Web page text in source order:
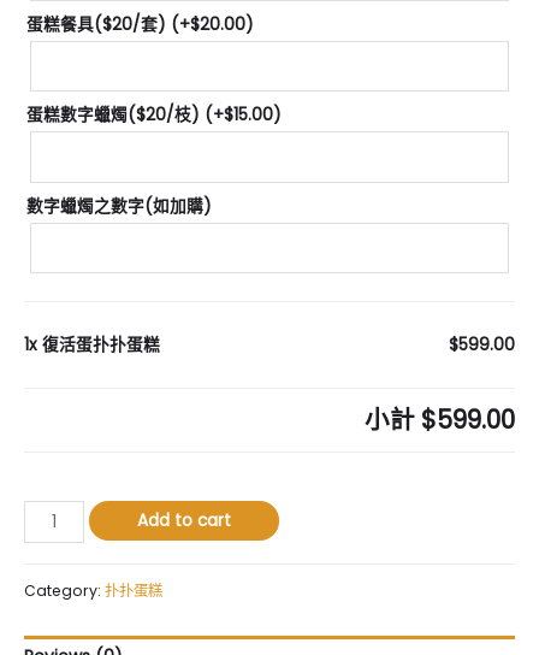
蛋糕餐具($20/套) (+$20.00)
蛋糕數字蠟燭($20/枝) (+$15.00)
數字蠟燭之數字(如加購)
1x 復活蛋扑扑蛋糕 $599.00
小計 $599.00
活
扑
蛋
Add to cart
Category: 扑扑蛋糕